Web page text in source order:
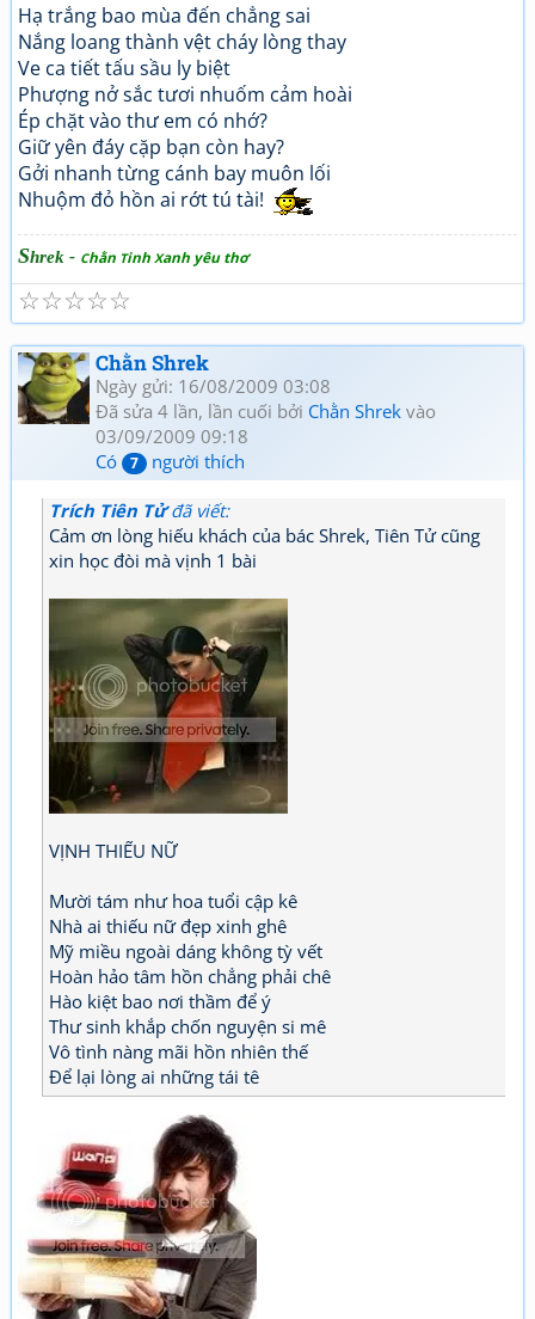
Hạ trắng bao mùa đến chẳng sai
Nắng loang thành vệt cháy lòng thay
Ve ca tiết tấu sầu ly biệt
Phượng nở sắc tươi nhuốm cảm hoài
Ép chặt vào thư em có nhớ?
Giữ yên đáy cặp bạn còn hay?
Gởi nhanh từng cánh bay muôn lối
Nhuộm đỏ hồn ai rớt tú tài!
Shrek - Chằn Tinh Xanh yêu thơ
☆
☆
☆
☆
☆
Chằn Shrek
Ngày gửi: 16/08/2009 03:08
Đã sửa 4 lần, lần cuối bởi Chằn Shrek vào
03/09/2009 09:18
Có
7 người thích
Trích Tiên Tửđã viết:
Cảm ơn lòng hiếu khách của bác Shrek, Tiên Tử cũng
xin học đòi mà vịnh 1 bài
VỊNH THIẾU NỮ
Mười tám như hoa tuổi cập kê
Nhà ai thiếu nữ đẹp xinh ghê
Mỹ miều ngoài dáng không tỳ vết
Hoàn hảo tâm hồn chẳng phải chê
Hào kiệt bao nơi thầm để ý
Thư sinh khắp chốn nguyện si mê
Vô tình nàng mãi hồn nhiên thế
Để lại lòng ai những tái tê